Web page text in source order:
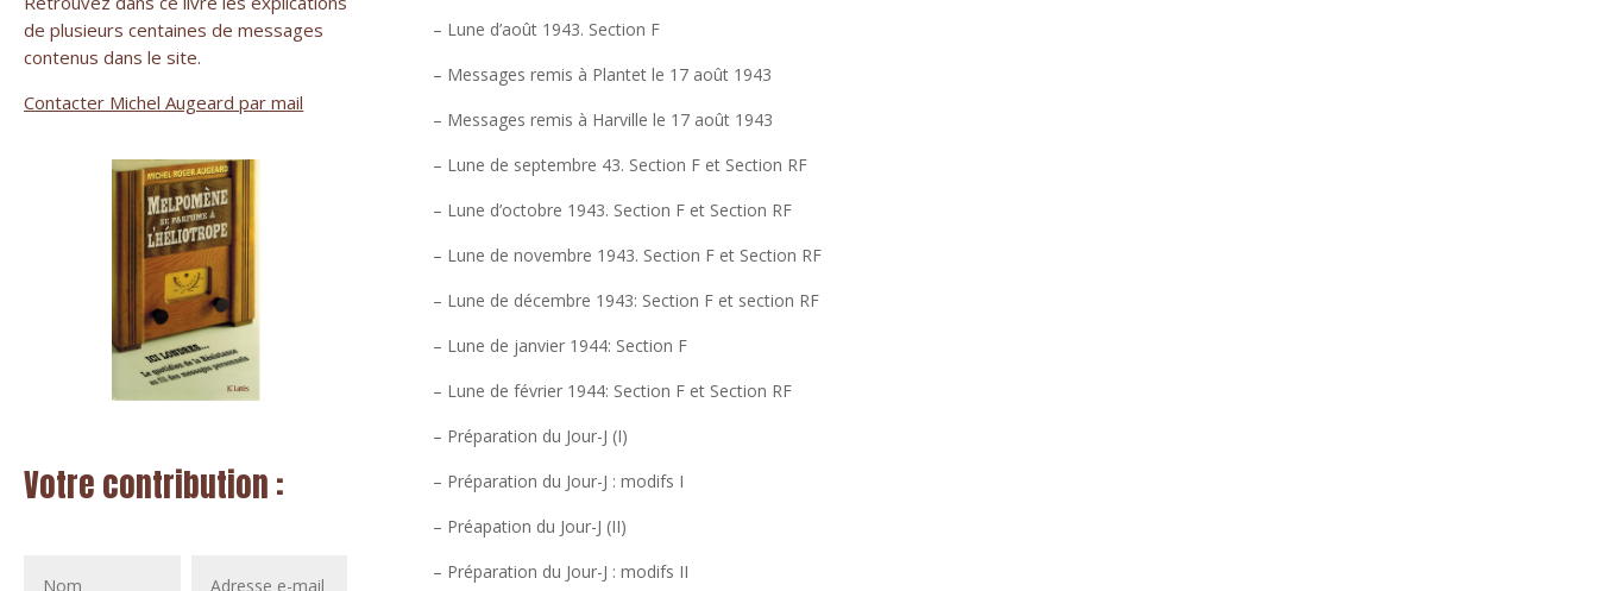
de plusieurs centaines de messages
contenus dans le site.
Contacter Michel Augeard par mail
Votre contribution :
– Lune d’août 1943. Section F
– Messages remis à Plantet le 17 août 1943
– Messages remis à Harville le 17 août 1943
– Lune de septembre 43. Section F et Section RF
– Lune d’octobre 1943. Section F et Section RF
– Lune de novembre 1943. Section F et Section RF
– Lune de décembre 1943: Section F et section RF
– Lune de janvier 1944: Section F
– Lune de février 1944: Section F et Section RF
– Préparation du Jour-J (I)
– Préparation du Jour-J : modifs I
– Préapation du Jour-J (II)
– Préparation du Jour-J : modifs II